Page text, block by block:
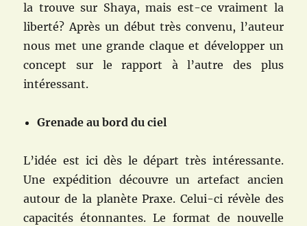
la trouve sur Shaya, mais est-ce vraiment la
liberté? Après un début très convenu, l’auteur
nous met une grande claque et développer un
concept sur le rapport à l’autre des plus
intéressant.
Grenade au bord du ciel
L’idée est ici dès le départ très intéressante.
Une expédition découvre un artefact ancien
autour de la planète Praxe. Celui-ci révèle des
capacités étonnantes. Le format de nouvelle